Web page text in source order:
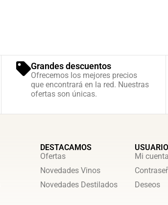
Grandes descuentos
Ofrecemos los mejores precios
que encontrará en la red. Nuestras
ofertas son únicas.
DESTACAMOS
Ofertas
Novedades Vinos
Novedades Destilados
USUARIO
Mi cuenta
Deseos